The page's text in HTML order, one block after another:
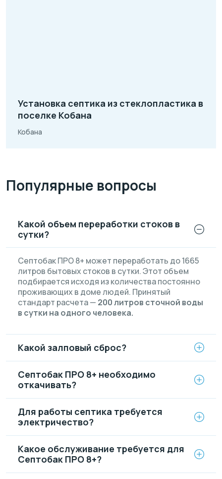
Установка септика из стеклопластика в
поселке Кобана
Кобана
Популярные вопросы
Какой объем переработки стоков в
сутки?
Септобак ПРО 8+ может переработать до 1665
литров бытовых стоков в сутки. Этот объем
подбирается исходя из количества постоянно
проживающих в доме людей. Принятый
стандарт расчета — 200 литров сточной воды
в сутки на одного человека.
Какой залповый сброс?
Септобак ПРО 8+ необходимо
откачивать?
Для работы септика требуется
электричество?
Какое обслуживание требуется для
Септобак ПРО 8+?